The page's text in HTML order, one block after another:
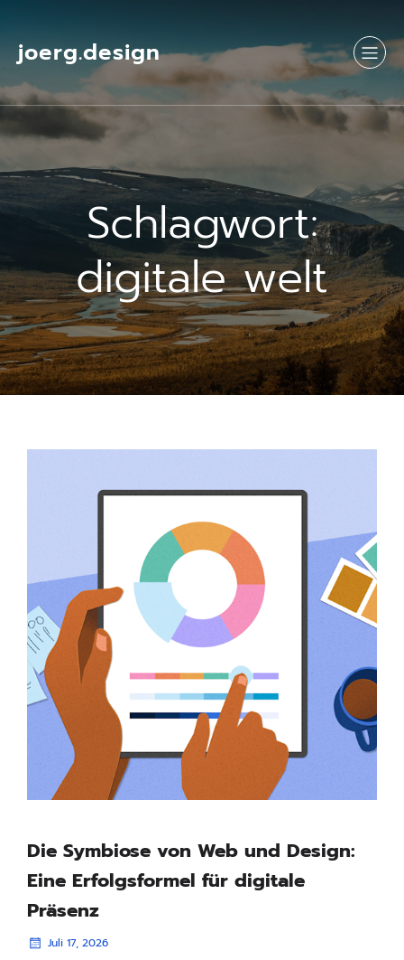
joerg.design
Schlagwort:
digitale welt
Die Symbiose von Web und Design:
Eine Erfolgsformel für digitale
Präsenz
Juli 17, 2026